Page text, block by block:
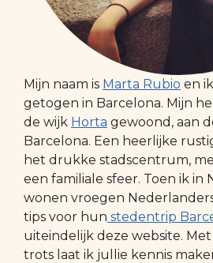
Mijn naam is Marta Rubio en
getogen in Barcelona. Mijn
de wijk Horta gewoond, aan
Barcelona. Een heerlijke
het drukke stadscentrum,
een familiale sfeer. Toen ik in
wonen vroegen
tips voor hun stedentrip
uiteindelijk deze website.
trots laat ik jullie kennis